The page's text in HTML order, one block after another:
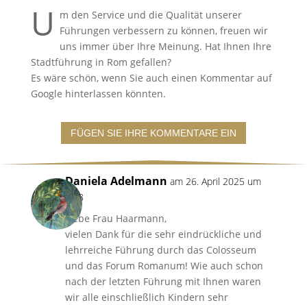
U
m den Service und die Qualität unserer
Führungen verbessern zu können, freuen wir
uns immer über Ihre Meinung. Hat Ihnen Ihre
Stadtführung in Rom gefallen?
Es wäre schön, wenn Sie auch einen Kommentar auf
Google hinterlassen könnten.
FÜGEN SIE IHRE KOMMENTARE EIN
Daniela Adelmann am 26. April 2025 um
9:48
Liebe Frau Haarmann,
vielen Dank für die sehr eindrückliche und
lehrreiche Führung durch das Colosseum
und das Forum Romanum! Wie auch schon
nach der letzten Führung mit Ihnen waren
wir alle einschließlich Kindern sehr